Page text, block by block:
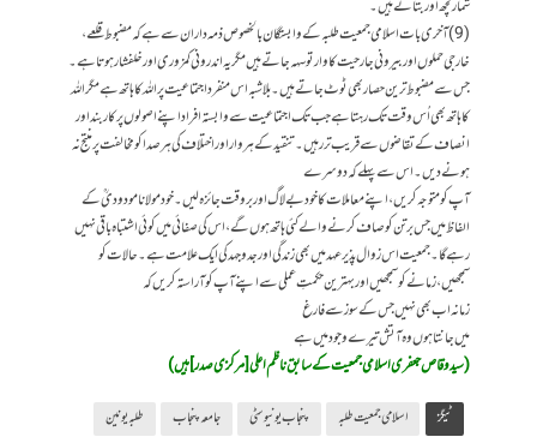
شمار کچھ اور بتاتے ہیں۔
(9) آخری بات اسلامی جمعیت طلبہ کے وابستگان بالخصوص ذمہ داران سے ہے کہ مضبوط قلعے،
خارجی حملوں اور بیرونی جارحیت کا وار تو سہہ جاتے ہیں مگر یہ اندرونی کمزوری اور خلفشار ہوتا ہے۔
جس سے مضبوط ترین حصار بھی ٹوٹ جاتے ہیں۔ بلاشبہ اس منفرد اجتماعیت پر اللہ کا ہاتھ ہے مگر اللہ
کا ہاتھ بھی اُس وقت تک رہتا ہے جب تک اجتماعیت سے وابستہ افراد اپنے اصولوں پر کاربند اور
انصاف کے تقاضوں سے قریب تر رہیں۔ تنقید کے ہر وار اور اختلاف کی ہر صدا کو مخالفت پر منتج نہ
ہونے دیں۔ اس سے پہلے کہ دوسرے
آپ کو متوجہ کریں، اپنے معاملات کا خود بے لاگ اور بر وقت جائزہ لیں۔ خود مولانا مودودیؒ کے
الفاظ میں جس برتن کو صاف کرنے والے کئی ہاتھ ہوں گے، اس کی صفائی میں کوئی اشتباہ باقی نہیں
رہے گا۔ جمعیت اس زوال پذیر عہد میں بھی زندگی اور جدوجہد کی ایک علامت ہے۔ حالات کو
سمجھیں، زمانے کو سمجھیں اور بہترین حکمتِ عملی سے اپنے آپ کو آراستہ کریں کہ
زمانہ اب بھی نہیں جس کے سوز سے فارغ
میں جانتا ہوں وہ آتش تیرے وجود میں ہے
(سید وقاص جعفری اسلامی جمعیت کے سابق ناظم اعلی [مرکزی صدر] ہیں)
ٹیگز اسلامی جمعیت طلبہ پنجاب یونیوسٹی جامعہ پنجاب طلبہ یونین